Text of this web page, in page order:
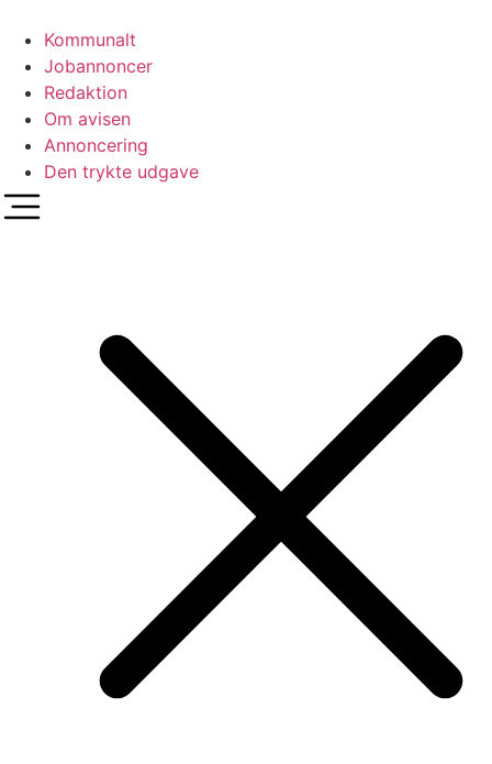
indhold
Kommunalt
Jobannoncer
Redaktion
Om avisen
Annoncering
Den trykte udgave